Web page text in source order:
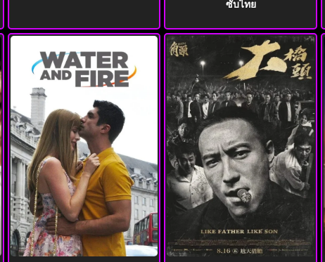
ซับไทย